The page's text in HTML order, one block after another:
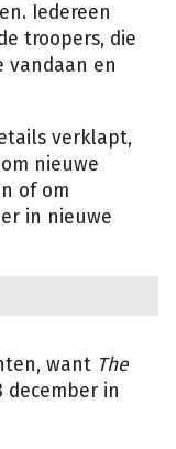
Iedereen
troopers, die
vandaan en
verklapt,
nieuwe
of om
in nieuwe
want The
in